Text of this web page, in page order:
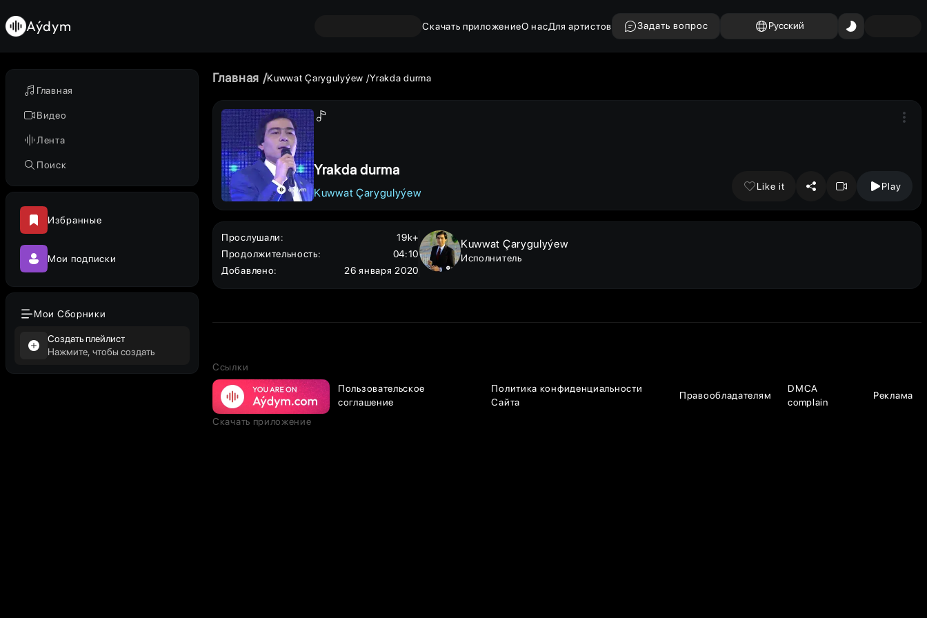
Главная
Видео
Лента
Поиск
Избранные
Мои подписки
Мои Сборники
Создать плейлист
Нажмите, чтобы создать
Aýdym Скачать приложениеО насДля артистов Задать вопрос Русский
Главная Kuwwat Çarygulyýew Yrakda durma
Yrakda durma
Kuwwat Çarygulyýew
Like it Play
Прослушали:
19k+
Продолжительность:
04:10
Добавлено: 26 января 2020
Kuwwat Çarygulyýew
Исполнитель
Ссылки
Пользовательское
соглашение
Политика конфиденциальности
Сайта
Правообладателям
DMCA
complain
Реклама
Скачать приложение